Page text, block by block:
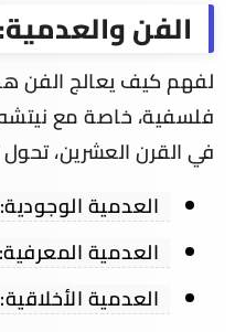
الفن
لفهم كيف يعالج الفن
فلسفية، خاصة مع
في القرن العشرين،
العدمية
العدمية
العدمية